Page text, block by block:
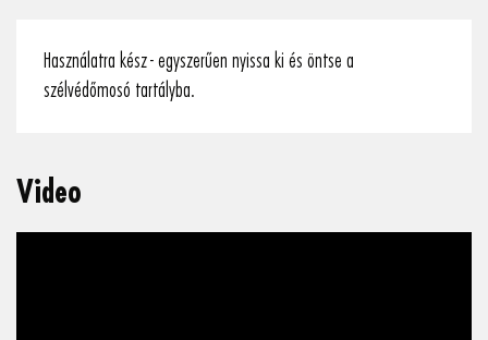
Használatra kész - egyszerűen nyissa ki és öntse a
szélvédőmosó tartályba.
Video